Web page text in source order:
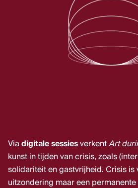
Via digitale sessies verkent Art
kunst in tijden van crisis, zoals
solidariteit en gastvrijheid. Crisis is
uitzondering maar een permanente